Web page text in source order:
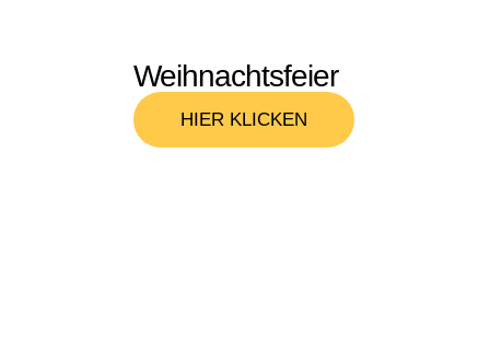
Weihnachtsfeier
HIER KLICKEN